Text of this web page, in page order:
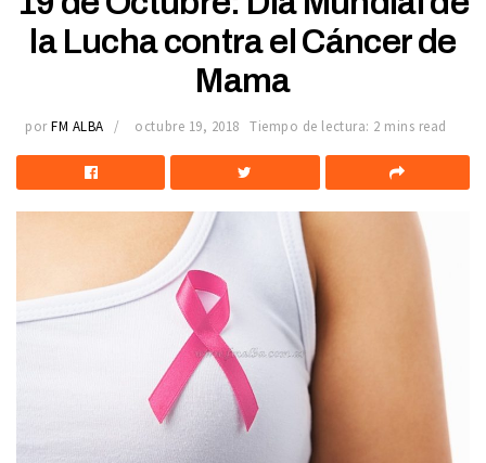
la Lucha contra el Cáncer de
Mama
por FM ALBA octubre 19, 2018 Tiempo de lectura: 2 mins read